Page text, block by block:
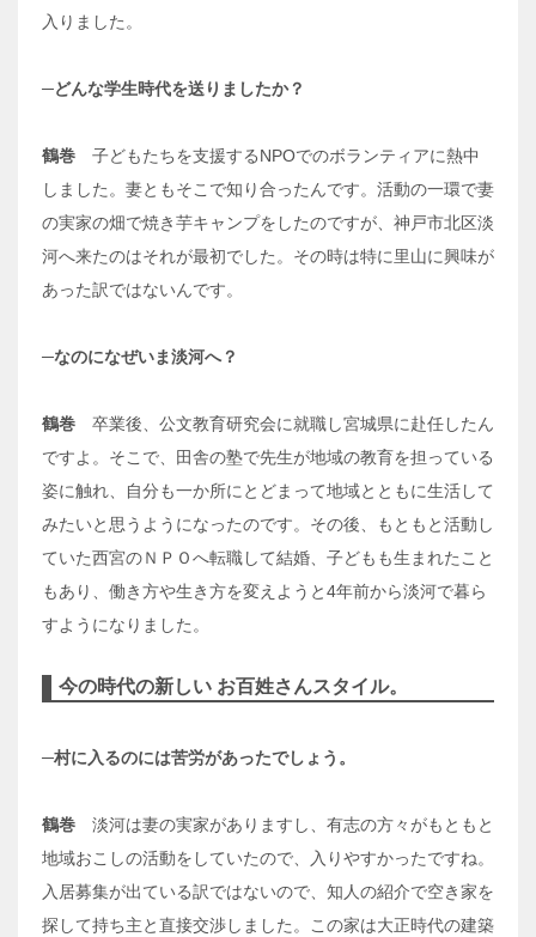
入りました。
─どんな学生時代を送りましたか？
鶴巻 子どもたちを支援するNPOでのボランティアに熱中
しました。妻ともそこで知り合ったんです。活動の一環で妻
の実家の畑で焼き芋キャンプをしたのですが、神戸市北区淡
河へ来たのはそれが最初でした。その時は特に里山に興味が
あった訳ではないんです。
─なのになぜいま淡河へ？
鶴巻 卒業後、公文教育研究会に就職し宮城県に赴任したん
ですよ。そこで、田舎の塾で先生が地域の教育を担っている
姿に触れ、自分も一か所にとどまって地域とともに生活して
みたいと思うようになったのです。その後、もともと活動し
ていた西宮のＮＰＯへ転職して結婚、子どもも生まれたこと
もあり、働き方や生き方を変えようと4年前から淡河で暮ら
すようになりました。
今の時代の新しい お百姓さんスタイル。
─村に入るのには苦労があったでしょう。
鶴巻 淡河は妻の実家がありますし、有志の方々がもともと
地域おこしの活動をしていたので、入りやすかったですね。
入居募集が出ている訳ではないので、知人の紹介で空き家を
探して持ち主と直接交渉しました。この家は大正時代の建築